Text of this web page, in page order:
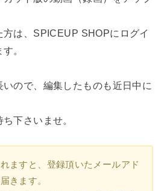
は、SPICEUP SHOPにログイ
。
いので、編集したものも近日中に
下さいませ。
ますと、登録頂いたメールアド
きます。